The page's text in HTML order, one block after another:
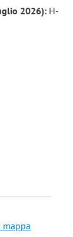
2026):H-
mappa